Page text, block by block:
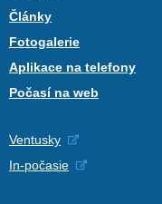
Články
Fotogalerie
Aplikace na telefony
Počasí na web
Ventusky
In-počasie